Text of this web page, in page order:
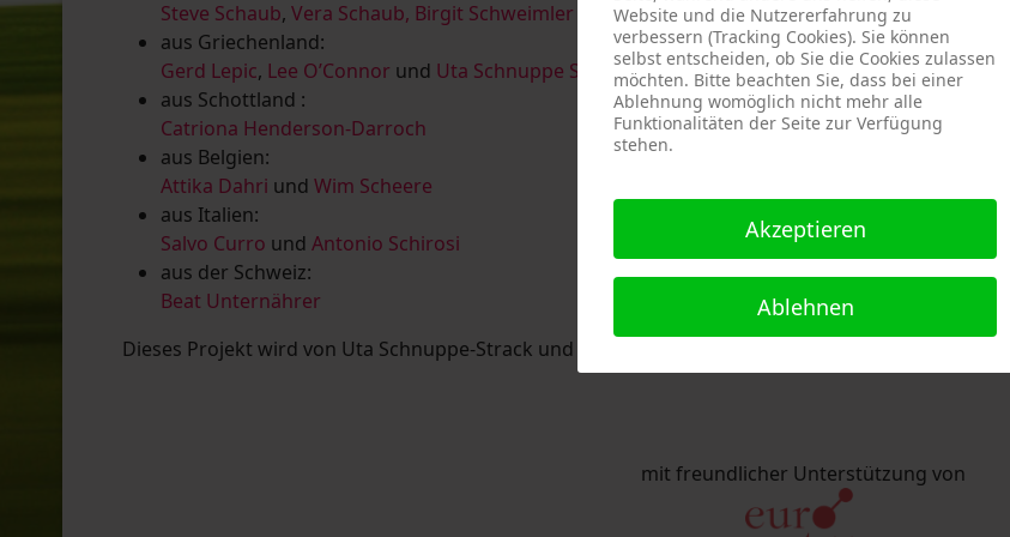
Steve Schaub, Vera Schaub, Birgit Schweimler & Serge DevadderundRolf Thärichen
aus Griechenland:
Gerd Lepic, Lee O’Connor und Uta Schnuppe Strack
aus Schottland :
Catriona Henderson-Darroch
aus Belgien:
Attika Dahri und Wim Scheere
aus Italien:
Salvo Curro und Antonio Schirosi
aus der Schweiz:
Beat Unternährer
Dieses Projekt wird von Uta Schnuppe-Strack und Eric Schaftlein organisiert.
mit freundlicher Unterstützung von
Website und die Nutzererfahrung zu
verbessern (Tracking Cookies). Sie können
selbst entscheiden, ob Sie die Cookies zulassen
möchten. Bitte beachten Sie, dass bei einer
Ablehnung womöglich nicht mehr alle
Funktionalitäten der Seite zur Verfügung
stehen.
Akzeptieren
Ablehnen